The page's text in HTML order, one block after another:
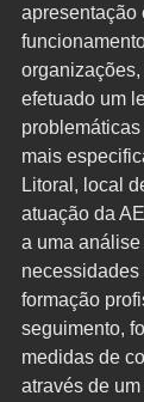
apresentação
efetuado um
mais
Litoral, local
atuação da
a uma
formação
seguimento,
medidas de
através de